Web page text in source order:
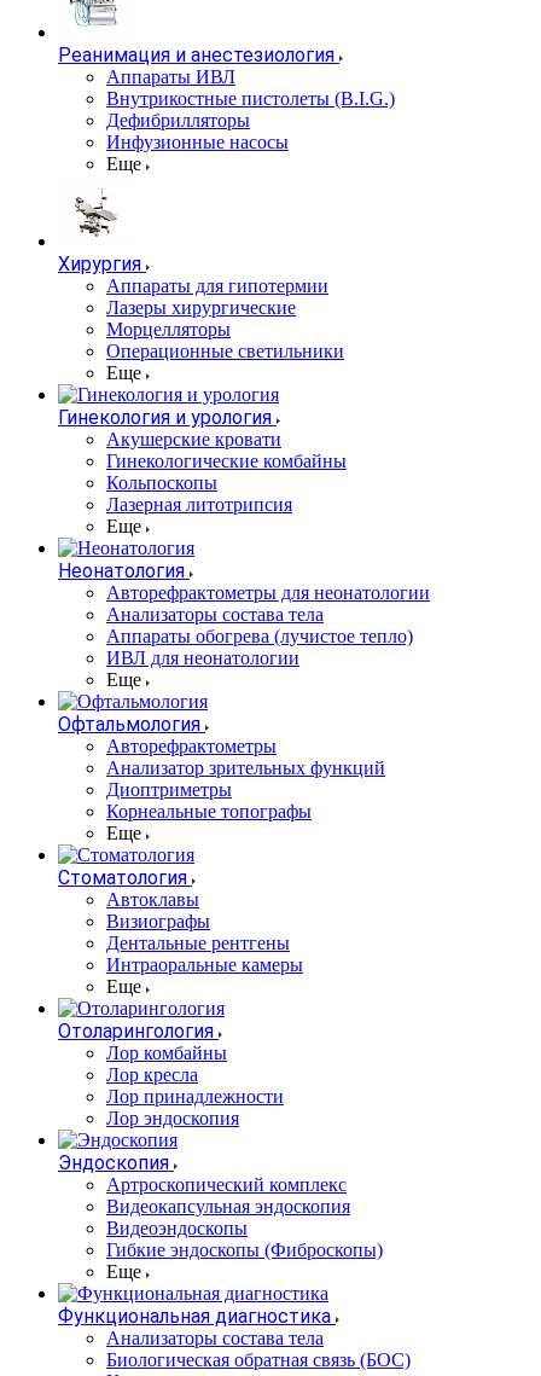
Реанимация и анестезиология
Аппараты ИВЛ
Внутрикостные пистолеты (B.I.G.)
Дефибрилляторы
Инфузионные насосы
Еще
Хирургия
Аппараты для гипотермии
Лазеры хирургические
Морцелляторы
Операционные светильники
Еще
Гинекология и урология
Акушерские кровати
Гинекологические комбайны
Кольпоскопы
Лазерная литотрипсия
Еще
Неонатология
Авторефрактометры для неонатологии
Анализаторы состава тела
Аппараты обогрева (лучистое тепло)
ИВЛ для неонатологии
Еще
Офтальмология
Авторефрактометры
Анализатор зрительных функций
Диоптриметры
Корнеальные топографы
Еще
Стоматология
Автоклавы
Визиографы
Дентальные рентгены
Интраоральные камеры
Еще
Отоларингология
Лор комбайны
Лор кресла
Лор принадлежности
Лор эндоскопия
Эндоскопия
Артроскопический комплекс
Видеокапсульная эндоскопия
Видеоэндоскопы
Гибкие эндоскопы (Фиброcкопы)
Еще
Функциональная диагностика
Анализаторы состава тела
Биологическая обратная связь (БОС)